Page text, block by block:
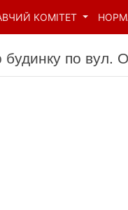
КОМІТЕТ
будинку по